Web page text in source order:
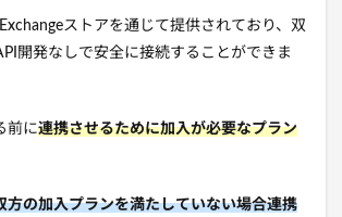
ストアを通じて提供されており、双
開発なしで安全に接続することができま
前に連携させるために加入が必要なプラン
方の加入プランを満たしていない場合連携